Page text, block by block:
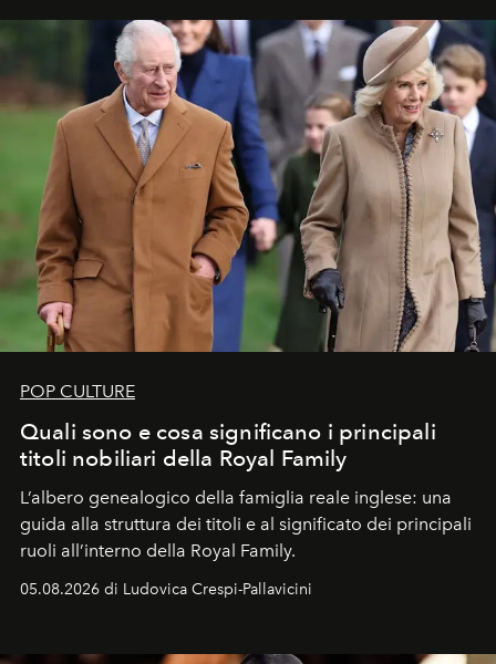
POP CULTURE
Quali sono e cosa significano i principali
titoli nobiliari della Royal Family
L’albero genealogico della famiglia reale inglese: una
guida alla struttura dei titoli e al significato dei principali
ruoli all’interno della Royal Family.
05.08.2026 di Ludovica Crespi-Pallavicini